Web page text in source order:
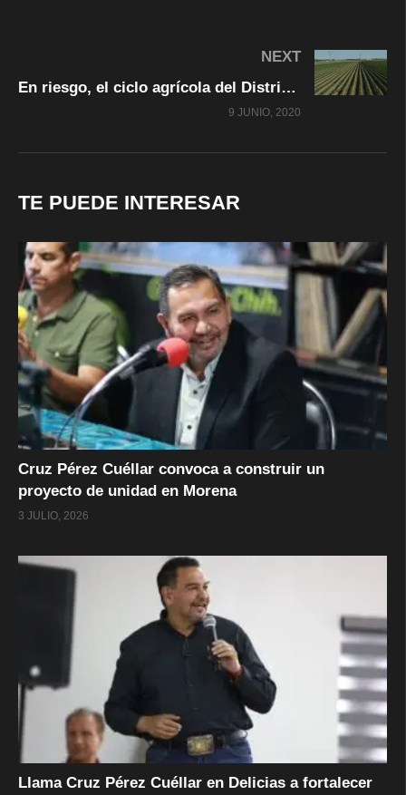
NEXT
En riesgo, el ciclo agrícola del Distrito 090
9 JUNIO, 2020
TE PUEDE INTERESAR
Cruz Pérez Cuéllar convoca a construir un
proyecto de unidad en Morena
3 JULIO, 2026
Llama Cruz Pérez Cuéllar en Delicias a fortalecer